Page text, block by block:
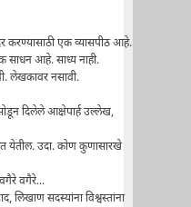
एक व्यासपीठ आहे.
आहे. साध्य नाही.
लेखकावर नसावी.
दिलेले आक्षेपार्ह उल्लेख,
येतील. उदा. कोण कुणासारखे
वगैरे...
लिखाण सदस्यांना विश्वस्तांना